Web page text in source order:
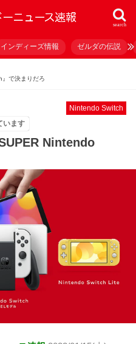
search
インディーズ情報 ゼルダの伝説
で決まりだろ
Nintendo Switch
います
Nintendo